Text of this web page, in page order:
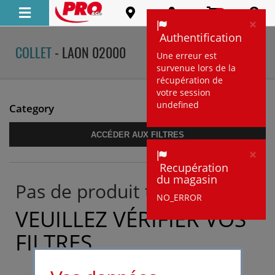
COLLET- LAON 02000 TOUS LES DÉTAILS
×
Authentification
Une erreur est
survenue lors de la
récupération de
votre session
undefined
×
Recupération
du magasin
NO_ERROR
Category
ACCÉDER AUX FILTRES
Pas de produit trouvé :'(
VEUILLEZ VÉRIFIER VOS
FILTRES